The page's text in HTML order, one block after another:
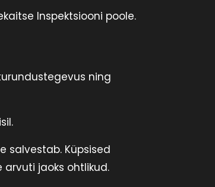
Inspektsiooni poole.
ning
salvestab. Küpsised
jaoks ohtlikud.